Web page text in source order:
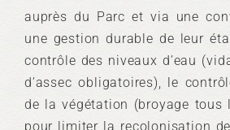
auprès du Parc et via une
une gestion durable de leur
contrôle des niveaux d’eau
d’assec obligatoires), le
de la végétation (broyage tous
pour limiter la recolonisation